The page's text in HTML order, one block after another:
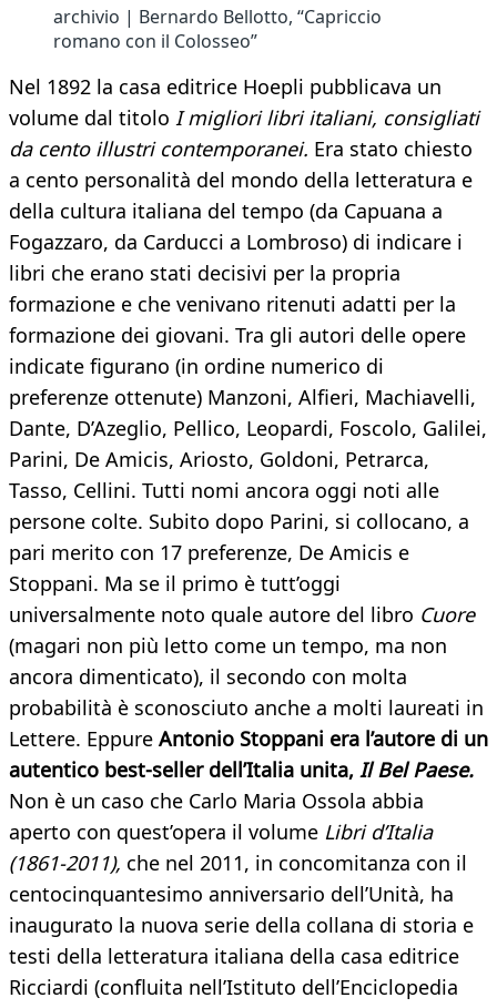
archivio | Bernardo Bellotto, “Capriccio
romano con il Colosseo”
Nel 1892 la casa editrice Hoepli pubblicava un
volume dal titolo I migliori libri italiani, consigliati
da cento illustri contemporanei. Era stato chiesto
a cento personalità del mondo della letteratura e
della cultura italiana del tempo (da Capuana a
Fogazzaro, da Carducci a Lombroso) di indicare i
libri che erano stati decisivi per la propria
formazione e che venivano ritenuti adatti per la
formazione dei giovani. Tra gli autori delle opere
indicate figurano (in ordine numerico di
preferenze ottenute) Manzoni, Alfieri, Machiavelli,
Dante, D’Azeglio, Pellico, Leopardi, Foscolo, Galilei,
Parini, De Amicis, Ariosto, Goldoni, Petrarca,
Tasso, Cellini. Tutti nomi ancora oggi noti alle
persone colte. Subito dopo Parini, si collocano, a
pari merito con 17 preferenze, De Amicis e
Stoppani. Ma se il primo è tutt’oggi
universalmente noto quale autore del libro Cuore
(magari non più letto come un tempo, ma non
ancora dimenticato), il secondo con molta
probabilità è sconosciuto anche a molti laureati in
Lettere. Eppure Antonio Stoppani era l’autore di un
autentico best-seller dell’Italia unita, Il Bel Paese.
Non è un caso che Carlo Maria Ossola abbia
aperto con quest’opera il volume Libri d’Italia
(1861-2011), che nel 2011, in concomitanza con il
centocinquantesimo anniversario dell’Unità, ha
inaugurato la nuova serie della collana di storia e
testi della letteratura italiana della casa editrice
Ricciardi (confluita nell’Istituto dell’Enciclopedia